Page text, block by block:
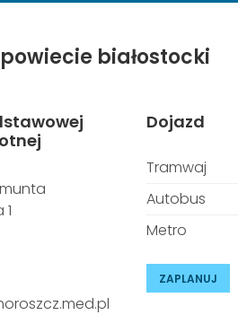
białostocki
Dojazd
Tramwaj
Autobus
Metro
ZAPLANUJ